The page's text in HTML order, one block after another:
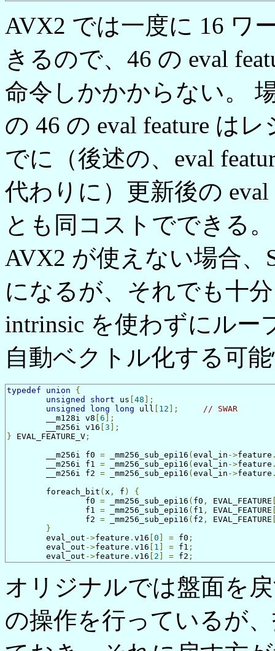
AVX2 では一度に 16 ワ
きるので、46 の eval
命令しかかからない。
の 46 の eval feature は
でに（後述の、eval
代わりに）更新後の
とも同コストでできる
AVX2 が使えない場合、
になるが、それでも十
intrinsic を使わずにル
自動ベクトル化する可
typedef union
{
unsigned
short us [48 ];
unsigned
long long ull [ 12 ];
// SWAR
	__m128i	v8
[6 ];
	__m256i	v16
[3 ];
} EVAL_FEATURE_V ;
	__m256i	f0
= _mm256_sub_epi16 (eval_in ->feature
	__m256i	f1
= _mm256_sub_epi16 (eval_in ->feature
	__m256i	f2
= _mm256_sub_epi16 (eval_in ->feature
	foreach_bit
( x , f )
{
		f0
= _mm256_sub_epi16 ( f0 , EVAL_FEATURE
		f1
= _mm256_sub_epi16 ( f1 , EVAL_FEATURE
		f2
= _mm256_sub_epi16 ( f2 , EVAL_FEATURE
}
	eval_out
->feature . v16 [0 ] = f0 ;
	eval_out
->feature . v16 [ 1 ] = f1 ;
	eval_out
->feature . v16 [ 2 ] = f2 ;
オリ ジナルでは盤面を
の操作を行っているが